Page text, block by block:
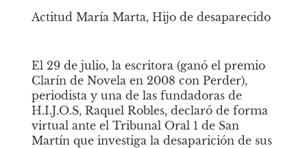
Actitud María Marta, Hijo de desaparecido
El 29 de julio, la escritora (ganó el premio
Clarín de Novela en 2008 con Perder),
periodista y una de las fundadoras de
H.I.J.O.S, Raquel Robles, declaró de forma
virtual ante el Tribunal Oral 1 de San
Martín que investiga la desaparición de sus